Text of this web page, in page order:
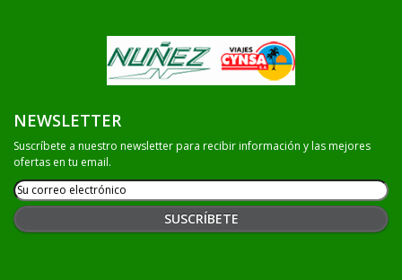
NEWSLETTER
Suscríbete a nuestro newsletter para recibir información y las mejores
ofertas en tu email.